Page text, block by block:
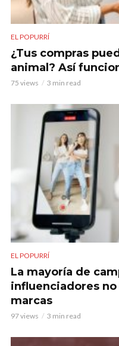
EL POPURRÍ
¿Tus compras
animal? Así
75 views 3 min read
EL POPURRÍ
La mayoría de
influenciadores
marcas
97 views 3 min read